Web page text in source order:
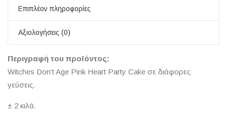
Επιπλέον πληροφορίες
Αξιολογήσεις (0)
Περιγραφή του προϊόντος:
Witches Don’t Age Pink Heart Party Cake σε διάφορες
γεύσεις.
± 2 κιλά.